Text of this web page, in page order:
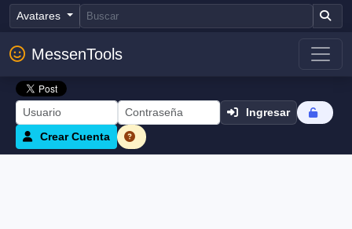
Avatares
MessenTools
Ingresar
Crear Cuenta